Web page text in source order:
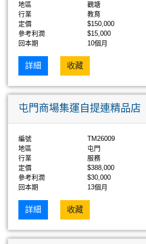
地區
觀塘
行業
教育
定價
$150,000
參考利潤
$15,000
回本期
10個月
詳細 收藏
屯門商場集運自提連精品店
編號
TM26009
地區
屯門
行業
服務
定價
$388,000
參考利潤
$30,000
回本期
13個月
詳細 收藏